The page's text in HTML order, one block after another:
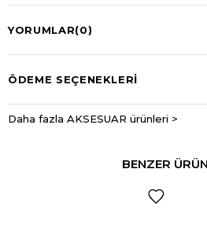
YORUMLAR(0)
ÖDEME SEÇENEKLERI
Daha fazla AKSESUAR ürünleri >
BENZER